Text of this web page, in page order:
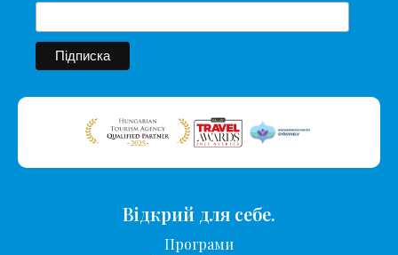
Відкрий для себе.
Програми